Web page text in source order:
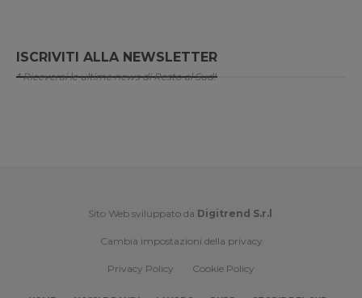
ISCRIVITI ALLA NEWSLETTER
* Riceverai le ultime news di Resto al Sud!
Sito Web sviluppato da Digitrend S.r.l .
Cambia impostazioni della privacy
Privacy Policy Cookie Policy